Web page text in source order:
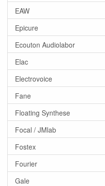
EAW
Epicure
Ecouton Audiolabor
Elac
Electrovoice
Fane
Floating Synthese
Focal / JMlab
Fostex
Fourier
Gale